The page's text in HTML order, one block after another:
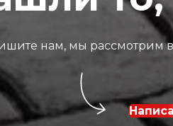
нам, мы рассмотрим